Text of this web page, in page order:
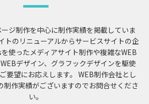
ジ制作を中心に制作実績を掲載していま
トのリニューアルからサービスサイトの企
使ったメディアサイト制作や複雑なWEB
WEBデザイン、グラフックデザインを駆使
要望にお応えします。 WEB制作会社とし
制作実績がございますのでお問合せくださ
い。